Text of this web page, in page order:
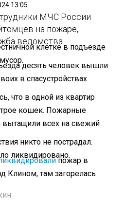
13:05
МЧС России
на пожаре,
ведомства.
клетке в подъезде
десять человек вышли
в спасустройствах
что в одной из квартир
кошек. Пожарные
вытащили всех на свежий
никто не пострадал.
ликвидировано.
пожар в
Клином, там загорелась